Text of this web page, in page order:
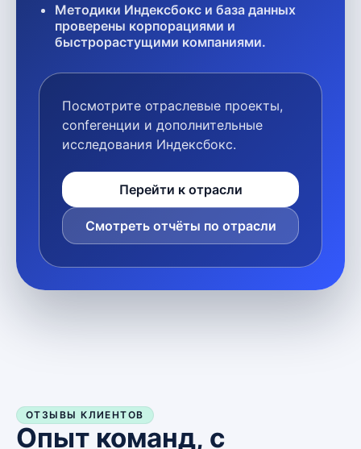
Методики Индексбокс и база данных
проверены корпорациями и
быстрорастущими компаниями.
Посмотрите отраслевые проекты,
conferенции и дополнительные
исследования Индексбокс.
Перейти к отрасли
Смотреть отчёты по отрасли
ОТЗЫВЫ КЛИЕНТОВ
Опыт команд, с